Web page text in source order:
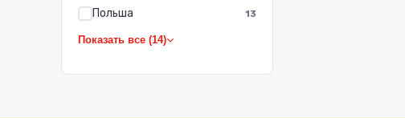
Польша 13
Показать все (14)